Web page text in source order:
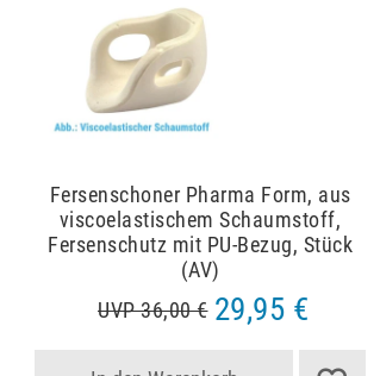
Fersenschoner Pharma Form, aus
viscoelastischem Schaumstoff,
Fersenschutz mit PU-Bezug, Stück
(AV)
UVP 36,00 € 29,95 €